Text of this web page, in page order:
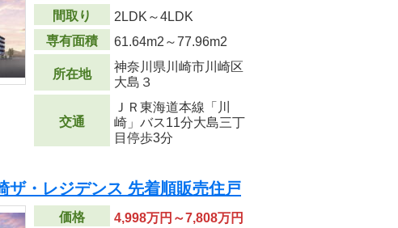
間取り
2LDK～4LDK
専有面積
61.64m2 ～77.96m2
所在地
神奈川県川崎市川崎区
大島３
交通
ＪＲ東海道本線「川
崎」バス11分大島三丁
目停歩3分
ザ・レジデンス 先着順販売住戸
価格
4,998万円～7,808万円